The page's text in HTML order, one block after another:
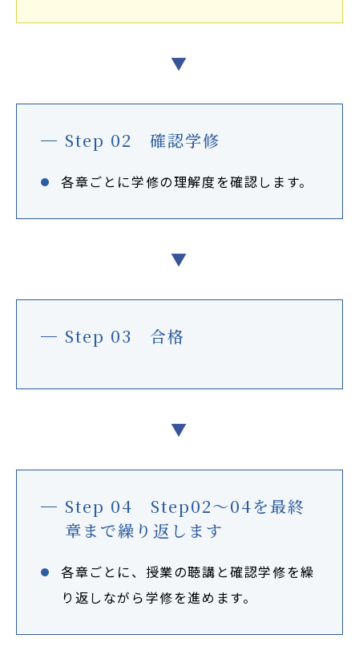
▼
Step 02 確認学修
各章ごとに学修の理解度を確認します。
▼
Step 03 合格
▼
Step 04 Step02～04を最終
章まで繰り返します
各章ごとに、授業の聴講と確認学修を繰
り返しながら学修を進めます。